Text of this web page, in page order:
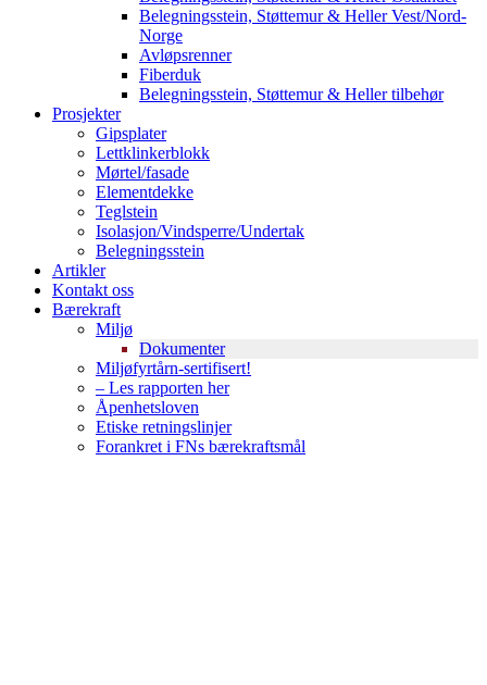
Belegningsstein, Støttemur & Heller Vest/Nord-
Norge
Avløpsrenner
Fiberduk
Belegningsstein, Støttemur & Heller tilbehør
Prosjekter
Gipsplater
Lettklinkerblokk
Mørtel/fasade
Elementdekke
Teglstein
Isolasjon/Vindsperre/Undertak
Belegningsstein
Artikler
Kontakt oss
Bærekraft
Miljø
Dokumenter
Miljøfyrtårn-sertifisert!
– Les rapporten her
Åpenhetsloven
Etiske retningslinjer
Forankret i FNs bærekraftsmål